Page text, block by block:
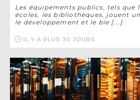
Les équipements publics, tels que
écoles, les bibliothèques, jouent
le développement et le bie [...]
IL Y A PLUS 30 JOURS